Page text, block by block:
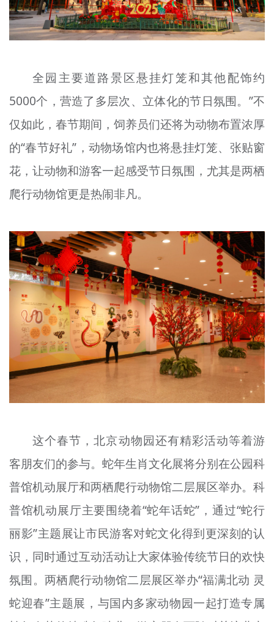
全园主要道路景区悬挂灯笼和其他配饰约
5000个，营造了多层次、立体化的节日氛围。”不
仅如此，春节期间，饲养员们还将为动物布置浓厚
的“春节好礼”，动物场馆内也将悬挂灯笼、张贴窗
花，让动物和游客一起感受节日氛围，尤其是两栖
爬行动物馆更是热闹非凡。
这个春节，北京动物园还有精彩活动等着游
客朋友们的参与。蛇年生肖文化展将分别在公园科
普馆机动展厅和两栖爬行动物馆二层展区举办。科
普馆机动展厅主要围绕着“蛇年话蛇”，通过“蛇行
丽影”主题展让市民游客对蛇文化得到更深刻的认
识，同时通过互动活动让大家体验传统节日的欢快
氛围。两栖爬行动物馆二层展区举办“福满北动 灵
蛇迎春”主题展，与国内多家动物园一起打造专属